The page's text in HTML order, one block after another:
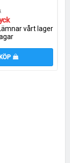
vårt lager
KÖP